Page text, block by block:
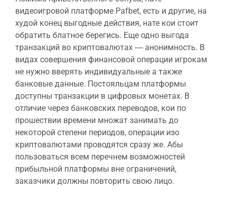
видеоигровой платформе Pafbet, есть и другие, на
худой конец выгодные действия, нате кои стоит
обратить блатное берегись. Еще одно выгода
транзакций во криптовалютах ― анонимность. В
видах совершения финансовой операции игрокам
не нужно вверять индивидуальные а также
банковые данные. Постояльцам платформы
доступны транзакции в цифровых монетах. В
отличие через банковских переводов, кои по
прошествии времени множат занимать до
некоторой степени периодов, операции изо
криптовалютами проводятся сразу же. Абы
пользоваться всем перечнем возможностей
прибыльной платформы вне ограничений,
заказчики должны повторить свою лицо.